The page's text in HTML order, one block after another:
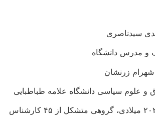
سیدناصری
و مدرس دانشگاه
شهرام زرنشان
و علوم سیاسی دانشگاه علامه طباطبایی
در تاریخ ۵ سپتامبر ۲۰۲۵ میلادی، گروهی متشکل از ۴۵ کارشناس